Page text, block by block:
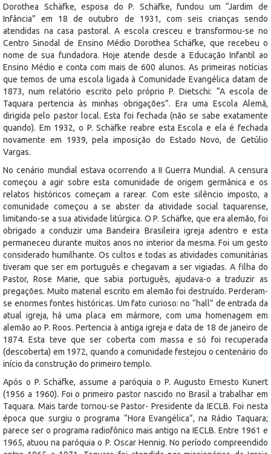
Dorothea Schäfke, esposa do P. Schäfke, fundou um “Jardim de
Infância” em 18 de outubro de 1931, com seis crianças sendo
atendidas na casa pastoral. A escola cresceu e transformou-se no
Centro Sinodal de Ensino Médio Dorothea Schäfke, que recebeu o
nome de sua fundadora. Hoje atende desde a Educação Infantil ao
Ensino Médio e conta com mais de 600 alunos. As primeiras notícias
que temos de uma escola ligada à Comunidade Evangélica datam de
1873, num relatório escrito pelo próprio P. Dietschi: “A escola de
Taquara pertencia às minhas obrigações”. Era uma Escola Alemã,
dirigida pelo pastor local. Esta foi fechada (não se sabe exatamente
quando). Em 1932, o P. Schäfke reabre esta Escola e ela é fechada
novamente em 1939, pela imposição do Estado Novo, de Getúlio
Vargas.
No cenário mundial estava ocorrendo a II Guerra Mundial. A censura
começou a agir sobre esta comunidade de origem germânica e os
relatos históricos começam a rarear. Com este silêncio imposto, a
comunidade começou a se abster da atividade social taquarense,
limitando-se a sua atividade litúrgica. O P. Schäfke, que era alemão, foi
obrigado a conduzir uma Bandeira Brasileira igreja adentro e esta
permaneceu durante muitos anos no interior da mesma. Foi um gesto
considerado humilhante. Os cultos e todas as atividades comunitárias
tiveram que ser em português e chegavam a ser vigiadas. A filha do
Pastor, Rose Marie, que sabia português, ajudava-o a traduzir as
pregações. Muito material escrito em alemão foi destruído. Perderam-
se enormes fontes históricas. Um fato curioso: no “hall” de entrada da
atual igreja, há uma placa em mármore, com uma homenagem em
alemão ao P. Roos. Pertencia à antiga igreja e data de 18 de janeiro de
1874. Esta teve que ser coberta com massa e só foi recuperada
(descoberta) em 1972, quando a comunidade festejou o centenário do
início da construção do primeiro templo.
Após o P. Schäfke, assume a paróquia o P. Augusto Ernesto Kunert
(1956 a 1960). Foi o primeiro pastor nascido no Brasil a trabalhar em
Taquara. Mais tarde tornou-se Pastor- Presidente da IECLB. Foi nesta
época que surgiu o programa “Hora Evangélica”, na Rádio Taquara;
parece ser o programa radiofônico mais antigo na IECLB. Entre 1961 e
1965, atuou na paróquia o P. Oscar Hennig. No período compreendido